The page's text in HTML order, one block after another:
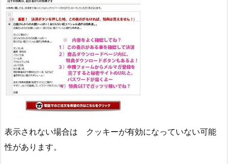
表示されない場合は クッキーが有効になっていない可能
性があります。